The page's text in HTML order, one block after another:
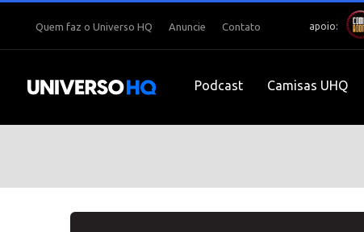
Quem faz o Universo HQ Anuncie Contato apoio:
Podcast Camisas UHQ